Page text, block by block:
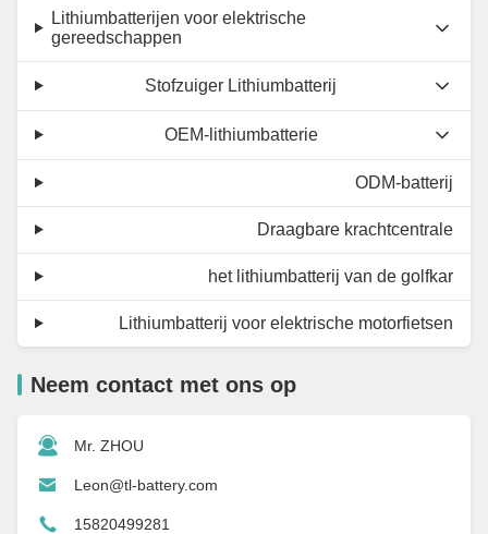
Lithiumbatterijen voor elektrische
gereedschappen
Stofzuiger Lithiumbatterij
OEM-lithiumbatterie
ODM-batterij
Draagbare krachtcentrale
het lithiumbatterij van de golfkar
Lithiumbatterij voor elektrische motorfietsen
Neem contact met ons op
Mr. ZHOU
Leon@tl-battery.com
15820499281